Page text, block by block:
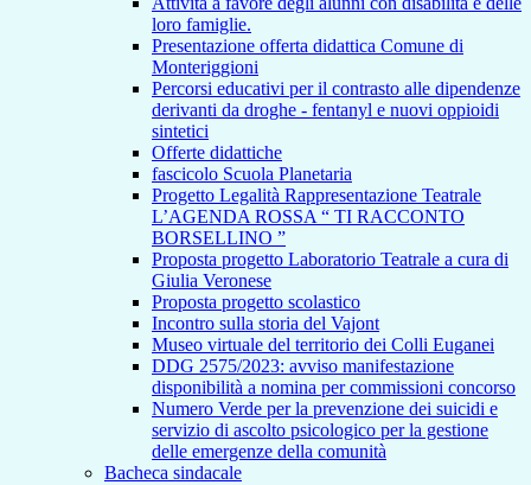
loro famiglie.
Presentazione offerta didattica Comune di
Monteriggioni
Percorsi educativi per il contrasto alle dipendenze
derivanti da droghe - fentanyl e nuovi oppioidi
sintetici
Offerte didattiche
fascicolo Scuola Planetaria
Progetto Legalità Rappresentazione Teatrale
L’AGENDA ROSSA “ TI RACCONTO
BORSELLINO ”
Proposta progetto Laboratorio Teatrale a cura di
Giulia Veronese
Proposta progetto scolastico
Incontro sulla storia del Vajont
Museo virtuale del territorio dei Colli Euganei
DDG 2575/2023: avviso manifestazione
disponibilità a nomina per commissioni concorso
Numero Verde per la prevenzione dei suicidi e
servizio di ascolto psicologico per la gestione
delle emergenze della comunità
Bacheca sindacale